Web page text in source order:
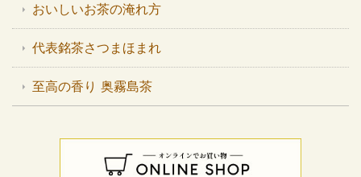
おいしいお茶の淹れ方
代表銘茶さつまほまれ
至高の香り 奥霧島茶